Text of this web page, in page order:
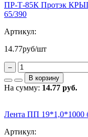
ПР-Т-85К Протэк
65/390
Артикул:
14.77руб/шт
–
В корзину
На сумму: 14.77 руб.
Лента ПП 19*1,0*1000
Артикул: